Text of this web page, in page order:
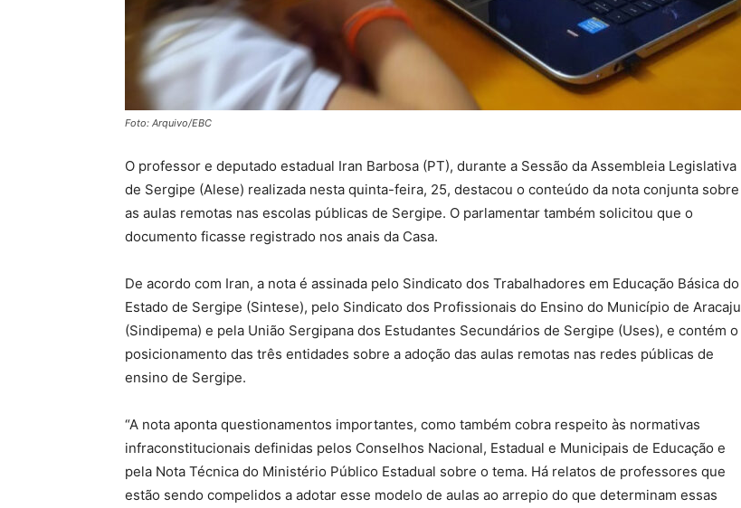
Foto: Arquivo/EBC
O professor e deputado estadual Iran Barbosa (PT), durante a Sessão da Assembleia Legislativa
de Sergipe (Alese) realizada nesta quinta-feira, 25, destacou o conteúdo da nota conjunta sobre
as aulas remotas nas escolas públicas de Sergipe. O parlamentar também solicitou que o
documento ficasse registrado nos anais da Casa.
De acordo com Iran, a nota é assinada pelo Sindicato dos Trabalhadores em Educação Básica do
Estado de Sergipe (Sintese), pelo Sindicato dos Profissionais do Ensino do Município de Aracaju
(Sindipema) e pela União Sergipana dos Estudantes Secundários de Sergipe (Uses), e contém o
posicionamento das três entidades sobre a adoção das aulas remotas nas redes públicas de
ensino de Sergipe.
“A nota aponta questionamentos importantes, como também cobra respeito às normativas
infraconstitucionais definidas pelos Conselhos Nacional, Estadual e Municipais de Educação e
pela Nota Técnica do Ministério Público Estadual sobre o tema. Há relatos de professores que
estão sendo compelidos a adotar esse modelo de aulas ao arrepio do que determinam essas